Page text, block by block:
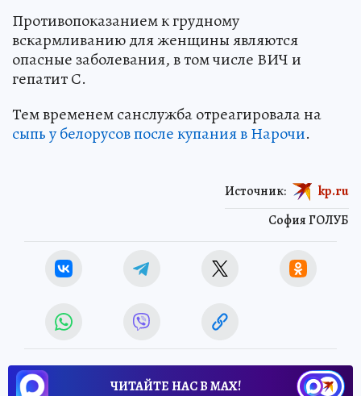
Противопоказанием к грудному
вскармливанию для женщины являются
опасные заболевания, в том числе ВИЧ и
гепатит С.
Тем временем санслужба отреагировала на
сыпь у белорусов после купания в Нарочи.
София ГОЛУБ
Источник: kp.ru
ЧИТАЙТЕ НАС В МАХ!